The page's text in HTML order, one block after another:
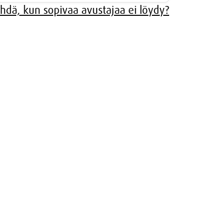
kun sopivaa avustajaa ei löydy?